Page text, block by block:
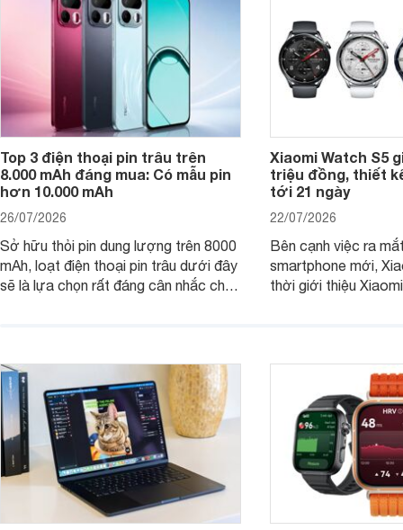
Top 3 điện thoại pin trâu trên
8.000 mAh đáng mua: Có mẫu pin
hơn 10.000 mAh
26/07/2026
Sở hữu thỏi pin dung lượng trên 8000
mAh, loạt điện thoại pin trâu dưới đây
sẽ là lựa chọn rất đáng cân nhắc cho
Xiaomi Watch S5
triệu đồng, thiết
tới 21 ngày
22/07/2026
Bên cạnh việc ra
smartphone mới,
thời giới thiệu